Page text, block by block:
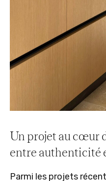
Un projet au cœur
entre authenticité
Parmi les projets